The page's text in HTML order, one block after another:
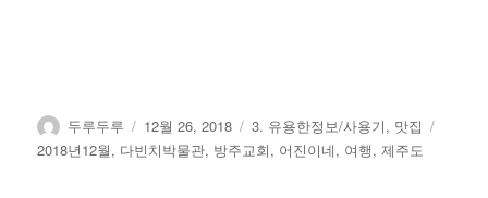
글
쓴
두루두루
작
성
12월 26, 2018
카
테
3. 유용한정보/사용기, 맛집
2018년12월, 다빈치박물관, 방주교회, 어진이네, 여행,제주도